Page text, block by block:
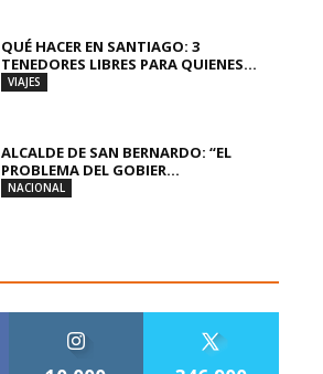
QUÉ HACER EN SANTIAGO: 3
TENEDORES LIBRES PARA QUIENES...
VIAJES
ALCALDE DE SAN BERNARDO: “EL
PROBLEMA DEL GOBIER...
NACIONAL